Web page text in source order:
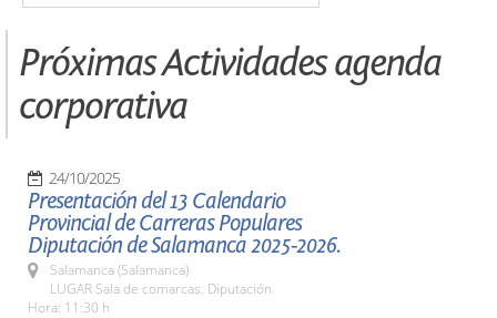
Próximas Actividades agenda
corporativa
24/10/2025
Presentación del 13 Calendario
Provincial de Carreras Populares
Diputación de Salamanca 2025-2026.
Salamanca (Salamanca)
LUGAR Sala de comarcas. Diputación
Hora: 11:30 h